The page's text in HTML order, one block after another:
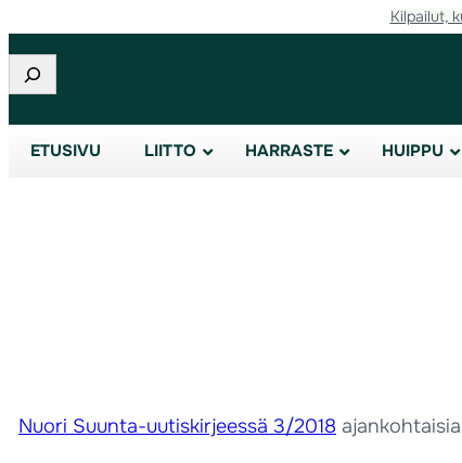
Kilpailut,
Etsi
ETUSIVU LIITTO HARRASTE HUIPPU
Nuori Suunta-uutiskirjeessä 3/2018